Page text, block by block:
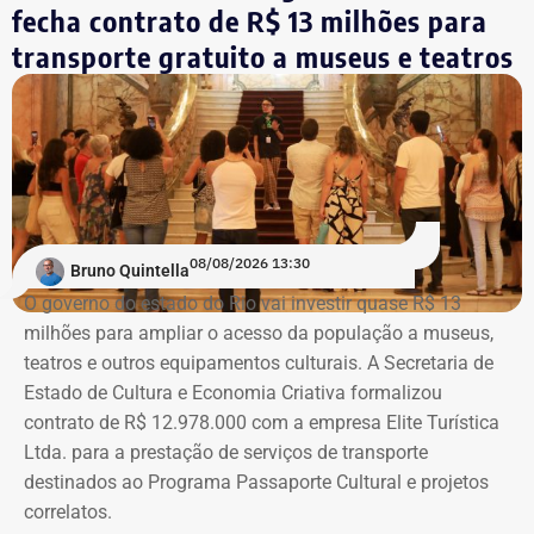
Eleitoral (TSE).
Trecho da ação civil pública que pede a investigação de nove páginas no
Instagram sobre Búzios — Foto: Reprodução.
Na ação, a prefeitura também pede informações
cadastrais, endereços eletrônicos, telefones, IPs,
dispositivos utilizados, histórico de nomes,
administradores atuais e anteriores, contas vinculadas,
meios de recuperação, contas publicitárias e dados de
pagamento. Com isso, a Meta também seria obrigada a
elaborar uma tabela comparativa, indicando se os perfis
compartilham telefones, dispositivos, endereços de IP,
administradores, contas de anúncios, meios de
pagamento ou gerenciadores de negócios.
aquisições do acervo, e a Sala Bernardelli, que será aberta
integralmente. Em setembro, a sala também abrigará a
mostra “Abolicionistas Brasileiras”.
Com informações do colunista Ancelmo Gois, do Jornal
“O Globo”.
fecha contrato de R$ 13 milhões para
transporte gratuito a museus e teatros
Bruno Quintella08/08/2026 13:30
O governo do estado do Rio vai investir quase R$ 13
milhões para ampliar o acesso da população a museus,
teatros e outros equipamentos culturais. A Secretaria de
Estado de Cultura e Economia Criativa formalizou
contrato de R$ 12.978.000 com a empresa Elite Turística
Ltda. para a prestação de serviços de transporte
destinados ao Programa Passaporte Cultural e projetos
correlatos.